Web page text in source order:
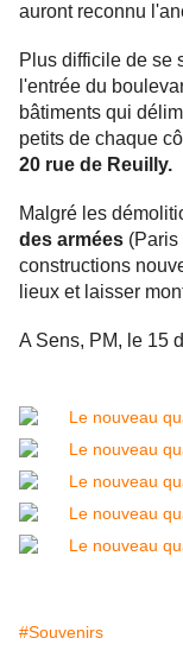
auront reconnu
Plus difficile de se
l'entrée du
bâtiments qui
petits de chaque
20 rue de Reuilly.
Malgré les
des armées (Paris
constructions
lieux et laisser
A Sens, PM, le 15
#Souvenirs